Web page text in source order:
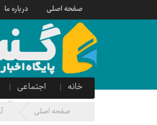
صفحه اصلی درباره ما
خانه اجتماعی
صدای شهروند
صفحه اصلی